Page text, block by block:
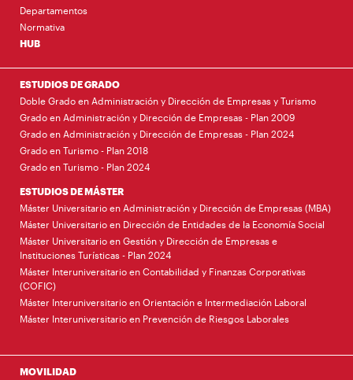
Departamentos
Normativa
HUB
ESTUDIOS DE GRADO
Doble Grado en Administración y Dirección de Empresas y Turismo
Grado en Administración y Dirección de Empresas - Plan 2009
Grado en Administración y Dirección de Empresas - Plan 2024
Grado en Turismo - Plan 2018
Grado en Turismo - Plan 2024
ESTUDIOS DE MÁSTER
Máster Universitario en Administración y Dirección de Empresas (MBA)
Máster Universitario en Dirección de Entidades de la Economía Social
Máster Universitario en Gestión y Dirección de Empresas e
Instituciones Turísticas - Plan 2024
Máster Interuniversitario en Contabilidad y Finanzas Corporativas
(COFIC)
Máster Interuniversitario en Orientación e Intermediación Laboral
Máster Interuniversitario en Prevención de Riesgos Laborales
MOVILIDAD